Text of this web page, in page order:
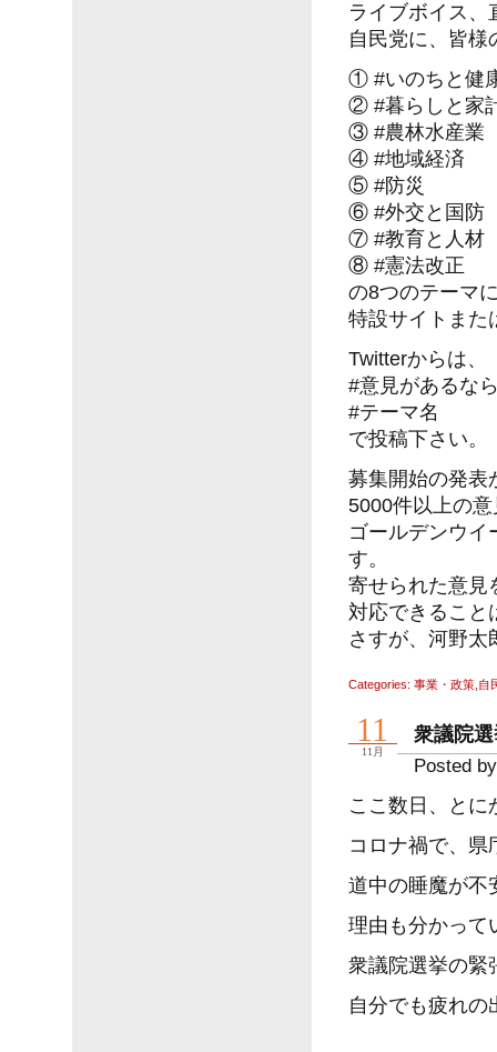
ライブボイス、
自民党に、皆様
① #いのちと健
② #暮らしと家
③ #農林水産業
④ #地域経済
⑤ #防災
⑥ #外交と国防
⑦ #教育と人材
⑧ #憲法改正
の8つのテーマ
特設サイトまた
Twitterからは、
#意見があるな
#テーマ名
で投稿下さい。
募集開始の発表
5000件以上の
ゴールデンウイ
す。
寄せられた意見
対応できること
さすが、河野太
Categories: 事業・政策, 自
衆議院
Posted
ここ数日、とに
コロナ禍で、県
道中の睡魔が不
理由も分かって
衆議院選挙の緊
自分でも疲れの
11
11月